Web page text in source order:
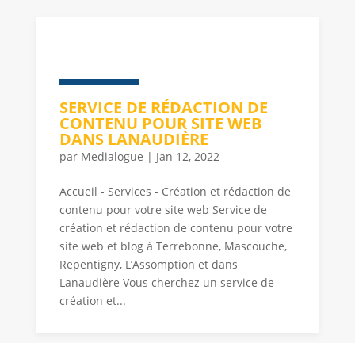
SERVICE DE RÉDACTION DE
CONTENU POUR SITE WEB
DANS LANAUDIÈRE
par Medialogue | Jan 12, 2022
Accueil - Services - Création et rédaction de
contenu pour votre site web Service de
création et rédaction de contenu pour votre
site web et blog à Terrebonne, Mascouche,
Repentigny, L’Assomption et dans
Lanaudière Vous cherchez un service de
création et...